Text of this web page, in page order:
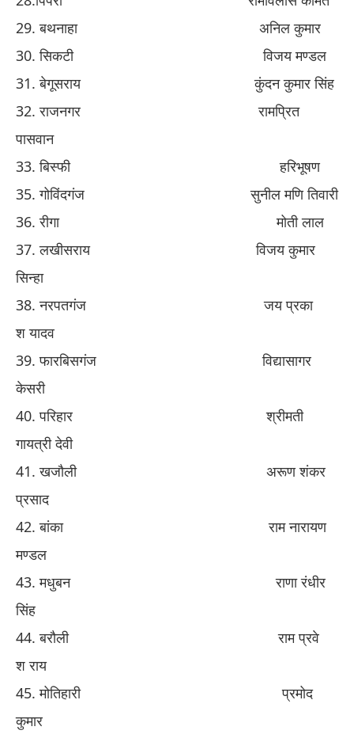
​29. ​बथनाहा
अनिल कुमार
​30. ​सिकटी ​ ​विजय मण्डल
​31. ​बेगूसराय ​ ​कुंदन कुमार सिंह
​32. ​राजनगर ​ ​रामप्रित
पासवान
​33. ​बिस्फी ​ ​हरिभूषण
​35. ​गोविंदगंज ​ ​सुनील मणि तिवारी
​36. ​रीगा ​ ​मोती लाल
​37. ​लखीसराय ​ ​विजय कुमार
सिन्हा
​38. ​नरपतगंज ​ ​जय प्रका
शयादव
​39. ​फारबिसगंज ​ ​विद्यासागर
केसरी
​40. ​परिहार ​ ​श्रीमती
गायत्री देवी
​41. ​खजौली
अरूण शंकर
प्रसाद
​42. ​बांका ​ ​राम नारायण
मण्डल
​43. ​मधुबन ​ ​राणा रंधीर
सिंह
​44. ​बरौली ​ ​राम प्रवे
शराय
​45. ​मोतिहारी ​ ​प्रमोद
कुमार